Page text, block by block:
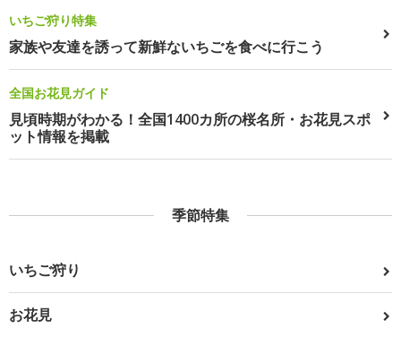
いちご狩り特集
家族や友達を誘って新鮮ないちごを食べに行こう
全国お花見ガイド
見頃時期がわかる！全国1400カ所の桜名所・お花見スポ
ット情報を掲載
季節特集
いちご狩り
お花見